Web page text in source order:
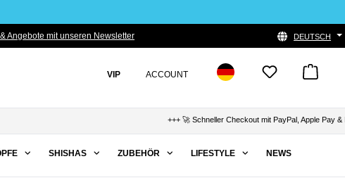
Angebote mit unseren Newsletter DEUTSCH
VIP ACCOUNT
+++ 🚀 Schneller Checkout mit PayPal, Apple Pay &
SHISHAS ZUBEHÖR LIFESTYLE NEWS